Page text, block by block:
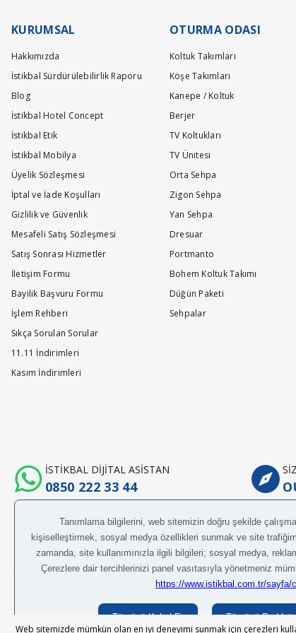
Web sitemizde mümkün olan en iyi deneyimi sunmak için çerezleri
Z... Y... | 15/12/2025
Değerli Müşterimiz,aynaya ; https://www.istikbal.com.tr/urun/
Hangi parçalar suntalam, hangi bazı parçalar
Ö... C... | 22/09/2025
Değerli Müşterimiz,kapak çıtarı ile üst tablada bulunan ek
Ürünün malzemesi nedir
Ö... C... | 21/09/2025
22/09/2025 answered on.
14/04/2025 answered on.
Merhaba konsol kaç kiloya kadar ağırlık
B... Y... | 08/04/2025
Değerli Müşterimiz,Ürümünüz üzerinde yük taşıyabilecek
08/04/2025 answered on.
KURUMSAL
Hakkımızda
İstikbal Sürdürülebilirlik Raporu
Blog
İstikbal Hotel Concept
İstikbal Etik
İstikbal Mobilya
Üyelik Sözleşmesi
İptal ve İade Koşulları
Gizlilik ve Güvenlik
Mesafeli Satış Sözleşmesi
Satış Sonrası Hizmetler
İletişim Formu
Bayilik Başvuru Formu
İşlem Rehberi
Sıkça Sorulan Sorular
11.11 İndirimleri
Kasım İndirimleri
OTURMA ODASI
Koltuk Takımları
Köşe Takımları
Kanepe / Koltuk
Berjer
TV Koltukları
TV Ünitesi
Orta Sehpa
Zigon Sehpa
Yan Sehpa
Dresuar
Portmanto
Bohem Koltuk Takımı
Düğün Paketi
Sehpalar
İSTİKBAL DİJİTAL ASİSTAN
0850 222 33 44
Her hakkı saklıdır.© 2024